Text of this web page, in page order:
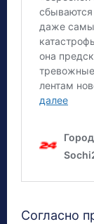
Согласно